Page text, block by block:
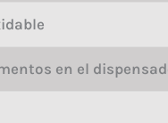
en el